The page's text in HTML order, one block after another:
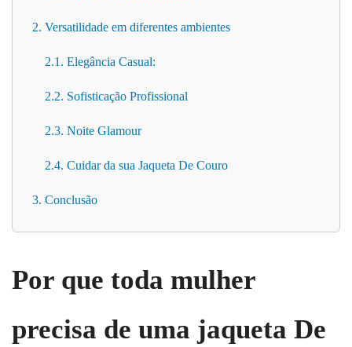
2. Versatilidade em diferentes ambientes
2.1. Elegância Casual:
2.2. Sofisticação Profissional
2.3. Noite Glamour
2.4. Cuidar da sua Jaqueta De Couro
3. Conclusão
Por que toda mulher
precisa de uma jaqueta De